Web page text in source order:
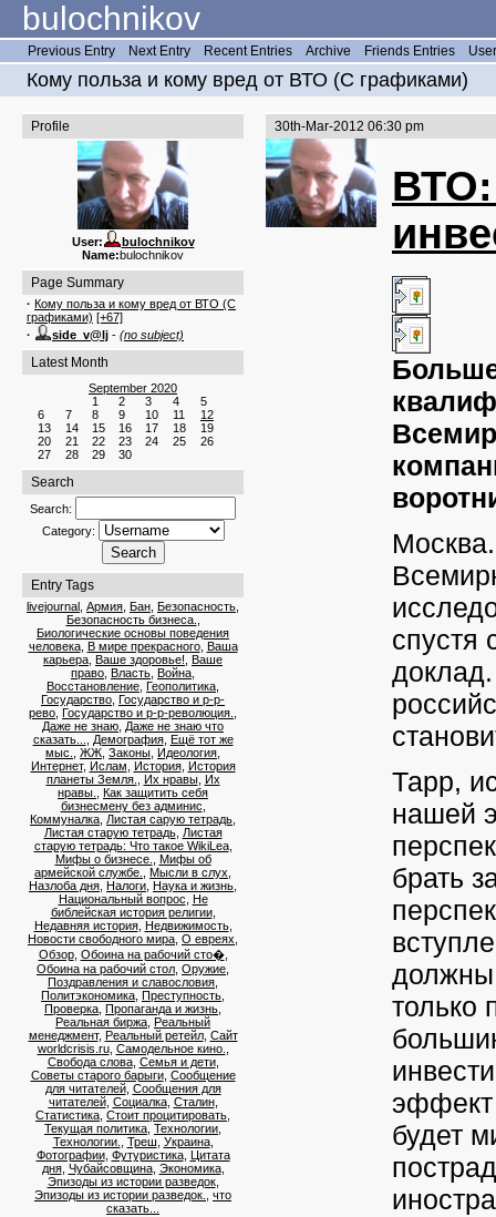
bulochnikov
Previous Entry Next Entry Recent Entries Archive Friends Entries
Кому польза и кому вред от ВТО (С графиками)
Profile
User:
bulochnikov
Name:bulochnikov
Page Summary
· Кому польза и кому вред от ВТО (С
графиками) [+67]
·
side_v@lj - (no subject)
Latest Month
September 2020
1
2 3 4
5
6
7 8 9 10 11
12
13
14 15 16 17 18
19
20
21 22 23 24 25
26
27
28 29 30
Search
Search:
Category:
Entry Tags
livejournal Армия Бан Безопасность
Безопасность бизнеса.
Биологические основы поведения
человека, В мире прекрасного, Ваша
карьера Ваше здоровье! Ваше
право Власть Война
Восстановление Геополитика
Государство Государство и р-р-
рево Государство и р-р-революция.
Даже не знаю Даже не знаю что
сказать...
Демография, Ещё тот же
мыс.
ЖЖ Законы Идеология
Интернет, Ислам История, История
планеты Земля.
Их нравы, Их
нравы.
Как защитить себя
бизнесмену без админис
Коммуналка Листая сарую тетрадь
Листая старую тетрадь, Листая
старую тетрадь: Что такое WikiLea,
Мифы о бизнесе.
Мифы об
армейской службе.
Мысли в слух
Назлоба дня Налоги Наука и жизнь
Национальный вопрос Не
библейская история религии,
Недавняя история, Недвижимость,
Новости свободного мира О евреях
Обзор, Обоина на рабочий сто�,
Обоина на рабочий стол Оружие
Поздравления и славословия
Политэкономика Преступность
Проверка Пропаганда и жизнь
Реальная биржа Реальный
менеджмент, Реальный ретейл, Сайт
worldcrisis.ru, Самодельное кино.
Свобода слова, Семья и дети,
Советы старого барыги, Сообщение
для читателей, Сообщения для
читателей, Социалка, Сталин,
Статистика Стоит процитировать
Текущая политика Технологии
Технологии.
Треш Украина,
Фотографии, Футуристика, Цитата
дня, Чубайсовщина, Экономика,
Эпизоды из истории разведок,
Эпизоды из истории разведок.
что
сказать...
30th-Mar-2012 06:30 pm
ВТО:
спустя
Тарр,
нашей
брать
должны
только
эффект
будет